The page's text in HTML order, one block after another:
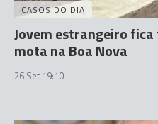
CASOS DO DIA
Jovem estrangeiro
mota na Boa Nova
26 Set 19:10